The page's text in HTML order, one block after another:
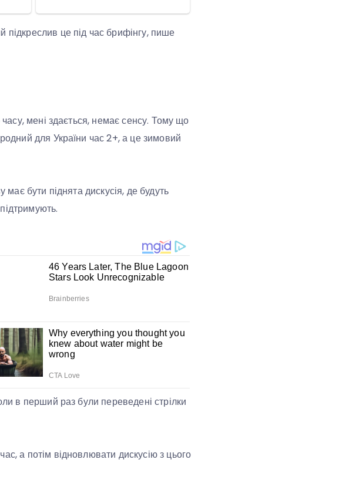
це під час брифінгу, пише
мені здається, немає сенсу. Тому що
для України час 2+, а це зимовий
бути піднята дискусія, де будуть
в перший раз були переведені стрілки
а потім відновлювати дискусію з цього